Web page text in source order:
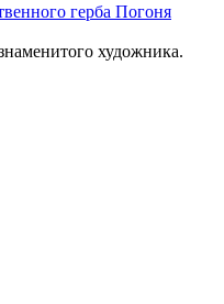
герба Погоня
художника.